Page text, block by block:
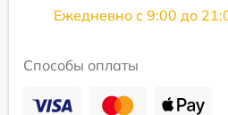
Ежедневно с 9:00 до
Способы оплаты